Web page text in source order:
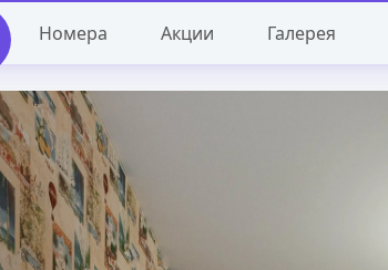
Номера Акции Галерея